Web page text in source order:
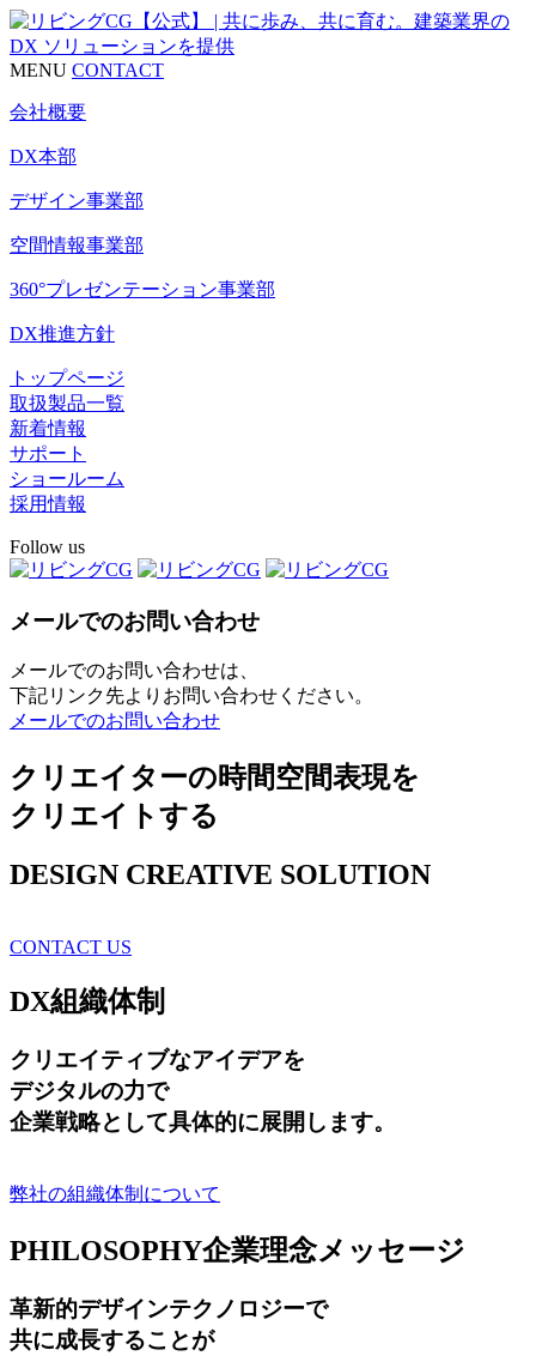
MENU CONTACT
会社概要
DX本部
デザイン事業部
空間情報事業部
360°プレゼンテーション事業部
DX推進方針
トップページ
取扱製品一覧
新着情報
サポート
ショールーム
採用情報
Follow us
メールでのお問い合わせ
メールでのお問い合わせは、
下記リンク先よりお問い合わせください。
メールでのお問い合わせ
クリエイターの時間空間表現を
クリエイトする
DESIGN CREATIVE SOLUTION
CONTACT US
DX組織体制
クリエイティブなアイデアを
デジタルの力で
企業戦略として具体的に展開します。
弊社の組織体制について
PHILOSOPHY企業理念メッセージ
革新的デザインテクノロジーで
共に成長することが